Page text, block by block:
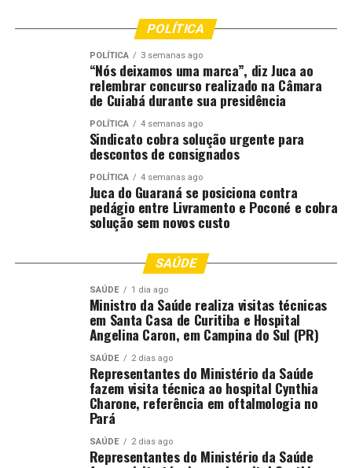
Idealizada por Max Russi, Arena Celsão é inaugurada em
Após aprovação do TCU, Diego explica próximas etapas
da duplicação da BR 163
POLÍTICA
POLÍTICA 3 semanas ago
“Nós deixamos uma marca”, diz Juca ao
relembrar concurso realizado na Câmara
de Cuiabá durante sua presidência
POLÍTICA 4 semanas ago
Sindicato cobra solução urgente para
descontos de consignados
POLÍTICA 4 semanas ago
Juca do Guaraná se posiciona contra
pedágio entre Livramento e Poconé e cobra
solução sem novos custo
SAÚDE
SAÚDE 1 dia ago
Ministro da Saúde realiza visitas técnicas
em Santa Casa de Curitiba e Hospital
Angelina Caron, em Campina do Sul (PR)
SAÚDE 2 dias ago
Representantes do Ministério da Saúde
fazem visita técnica ao hospital Cynthia
Charone, referência em oftalmologia no
Pará
SAÚDE 2 dias ago
Representantes do Ministério da Saúde